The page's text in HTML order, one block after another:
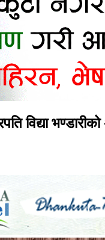
विद्या भण्डारीको